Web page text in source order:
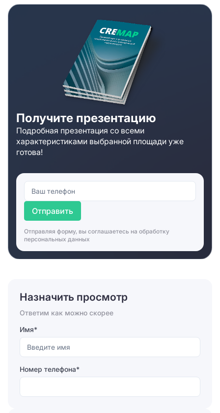
Получите презентацию
Подробная презентация со всеми
характеристиками выбранной площади уже
готова!
Отправить
Отправляя форму, вы соглашаетесь на обработку
персональных данных
Назначить просмотр
Ответим как можно скорее
Имя*
Номер телефона*